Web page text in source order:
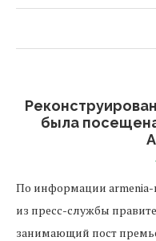
была
По информации armenia-
из пресс-службы
занимающий пост